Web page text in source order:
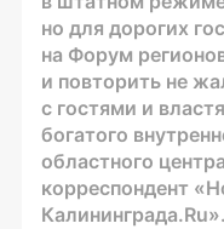
но для дорогих
на Форум
и повторить не
с гостями и
богатого
областного
корреспондент
Калининграда.Ru».